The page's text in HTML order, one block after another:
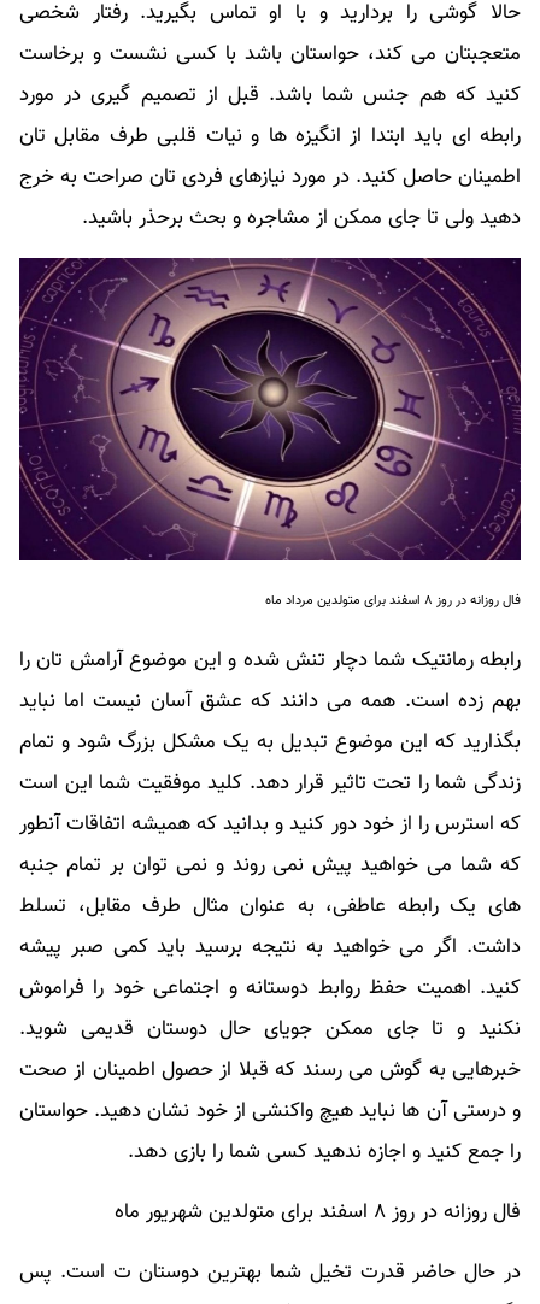
حالا گوشی را بردارید و با او تماس بگیرید. رفتار شخصی
متعجبتان می کند، حواستان باشد با کسی نشست و برخاست
کنید که هم جنس شما باشد. قبل از تصمیم گیری در مورد
رابطه ای باید ابتدا از انگیزه ها و نیات قلبی طرف مقابل تان
اطمینان حاصل کنید. در مورد نیازهای فردی تان صراحت به خرج
دهید ولی تا جای ممکن از مشاجره و بحث برحذر باشید.
فال روزانه در روز ۸ اسفند برای متولدین مرداد ماه
رابطه رمانتیک شما دچار تنش شده و این موضوع آرامش تان را
بهم زده است. همه می دانند که عشق آسان نیست اما نباید
بگذارید که این موضوع تبدیل به یک مشکل بزرگ شود و تمام
زندگی شما را تحت تاثیر قرار دهد. کلید موفقیت شما این است
که استرس را از خود دور کنید و بدانید که همیشه اتفاقات آنطور
که شما می خواهید پیش نمی روند و نمی توان بر تمام جنبه
های یک رابطه عاطفی، به عنوان مثال طرف مقابل، تسلط
داشت. اگر می خواهید به نتیجه برسید باید کمی صبر پیشه
کنید. اهمیت حفظ روابط دوستانه و اجتماعی خود را فراموش
نکنید و تا جای ممکن جویای حال دوستان قدیمی شوید.
خبرهایی به گوش می رسند که قبلا از حصول اطمینان از صحت
و درستی آن ها نباید هیچ واکنشی از خود نشان دهید. حواستان
را جمع کنید و اجازه ندهید کسی شما را بازی دهد.
فال روزانه در روز ۸ اسفند برای متولدین شهریور ماه
در حال حاضر قدرت تخیل شما بهترین دوستان ت است. پس